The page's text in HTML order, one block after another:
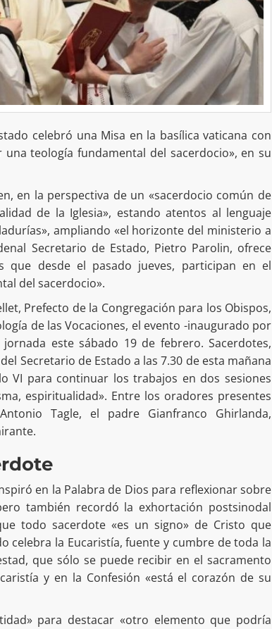
celebró una Misa en la basílica vaticana con
teología fundamental del sacerdocio», en su
en la perspectiva de un «sacerdocio común de
de la Iglesia», estando atentos al lenguaje
ampliando «el horizonte del ministerio a
Secretario de Estado, Pietro Parolin, ofrece
que desde el pasado jueves, participan en el
del sacerdocio».
Prefecto de la Congregación para los Obispos,
de las Vocaciones, el evento -inaugurado por
este sábado 19 de febrero. Sacerdotes,
Secretario de Estado a las 7.30 de esta mañana
VI para continuar los trabajos en dos sesiones
espiritualidad». Entre los oradores presentes
Tagle, el padre Gianfranco Ghirlanda,
en la Palabra de Dios para reflexionar sobre
también recordó la exhortación postsinodal
todo sacerdote «es un signo» de Cristo que
celebra la Eucaristía, fuente y cumbre de toda la
que sólo se puede recibir en el sacramento
y en la Confesión «está el corazón de su
para destacar «otro elemento que podría